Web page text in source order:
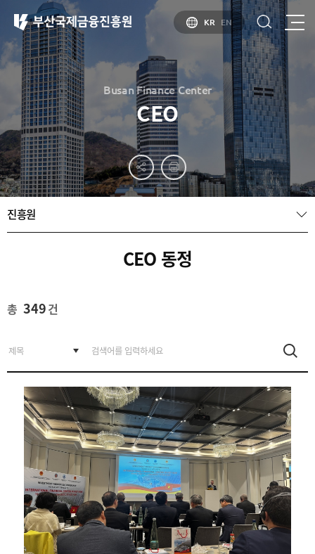
부산
소개
산업현황
정주환경
홍보
브로슈어
부산금융중심지
소개
정책 소개
및
관련법규
협력
해외금융도시협력
사원기관
유관기관
KR EN
Busan Finance Center
CEO
진흥원
CEO 동정
총 349건